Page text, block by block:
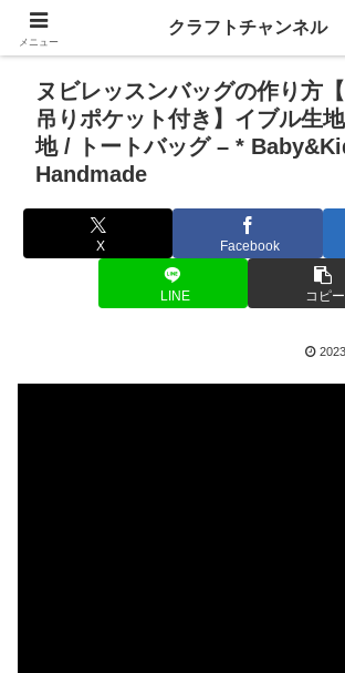
ヌビレッスンバッグの作り方
吊りポケット付き】イブル生
地 / トートバッグ – *
Handmade
X Facebook
LINE コピー
メニュー
クラフトチャンネル